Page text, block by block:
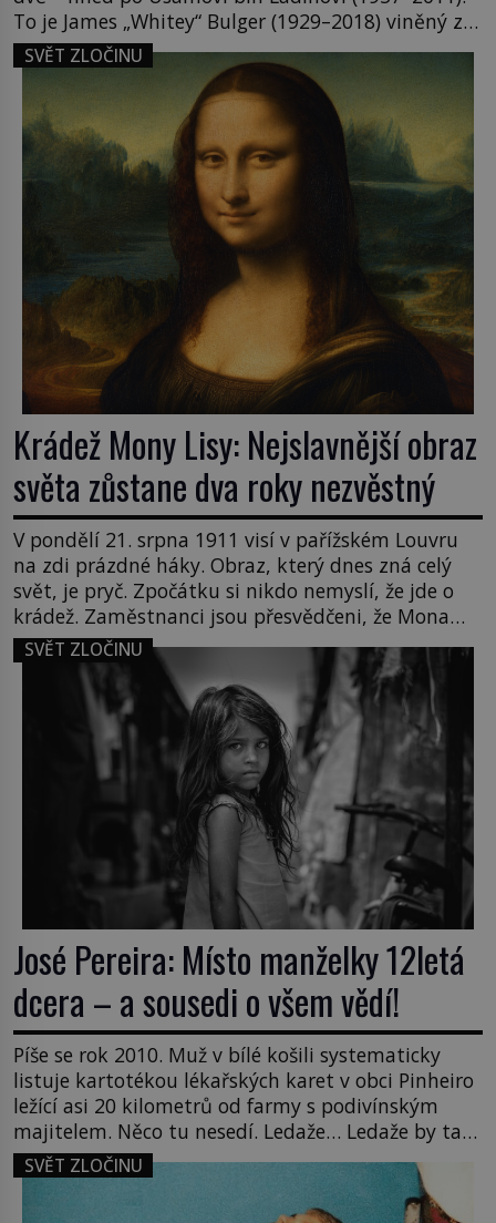
To je James „Whitey“ Bulger (1929–2018) viněný ze
spoluúčasti na 19 vraždách, vydírání a lichvy. A
samozřejmě, krom toho je ještě drogový dealer,
který neváhá odstranit z cesty všechny práskače,
zatímco […]
SVĚT ZLOČINU
Krádež Mony Lisy: Nejslavnější obraz
světa zůstane dva roky nezvěstný
V pondělí 21. srpna 1911 visí v pařížském Louvru
na zdi prázdné háky. Obraz, který dnes zná celý
svět, je pryč. Zpočátku si nikdo nemyslí, že jde o
krádež. Zaměstnanci jsou přesvědčeni, že Mona
Lisa je jen v restaurátorské dílně nebo u fotografa.
Když se ukáže pravda, propukne jeden z největších
honů na zloděje v […]
SVĚT ZLOČINU
José Pereira: Místo manželky 12letá
dcera – a sousedi o všem vědí!
Píše se rok 2010. Muž v bílé košili systematicky
listuje kartotékou lékařských karet v obci Pinheiro
ležící asi 20 kilometrů od farmy s podivínským
majitelem. Něco tu nesedí. Ledaže… Ledaže by ta
mladá dívka z farmy byla ne manželkou, ale
dcerou – a všechny ty děti byly zplozené v incestu.
Na sociálním odboru jednoho z […]
SVĚT ZLOČINU